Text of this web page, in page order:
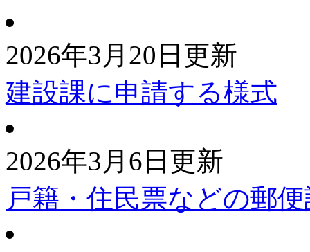
2026年3月20日更新
建設課に申請する様式
2026年3月6日更新
戸籍・住民票などの郵